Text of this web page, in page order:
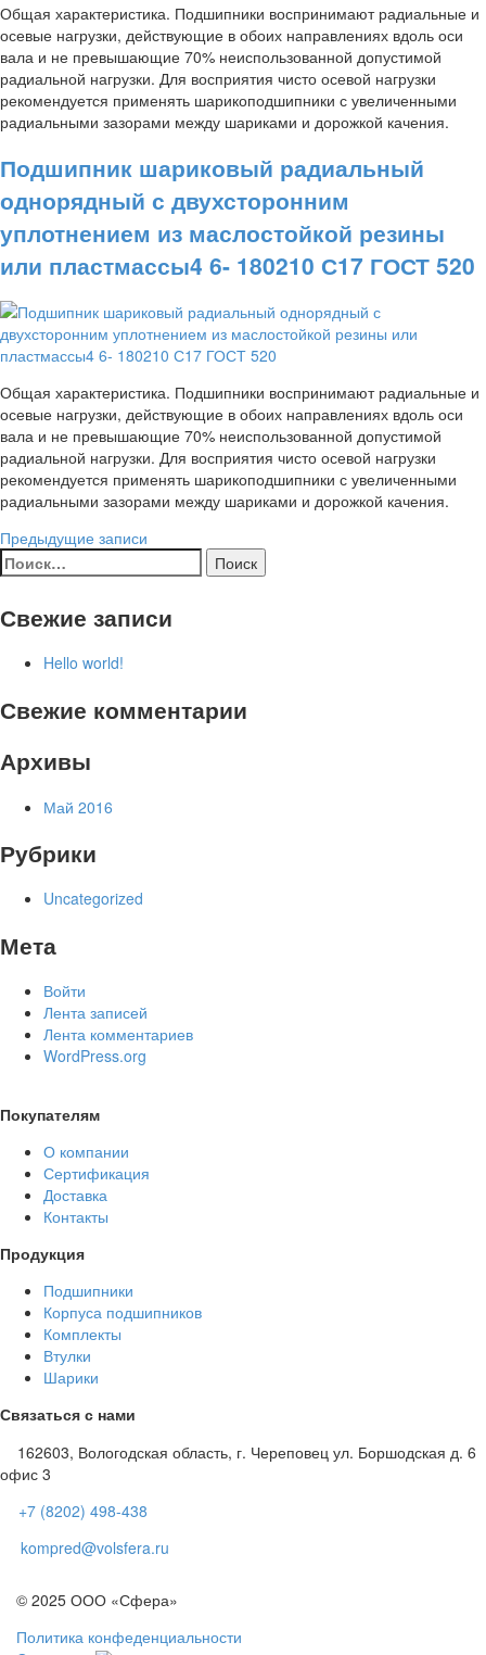
Общая характеристика. Подшипники воспринимают радиальные и
осевые нагрузки, действующие в обоих направлениях вдоль оси
вала и не превышающие 70% неиспользованной допустимой
радиальной нагрузки. Для восприятия чисто осевой нагрузки
рекомендуется применять шарикоподшипники с увеличенными
радиальными зазорами между шариками и дорожкой качения.
Подшипник шариковый радиальный
однорядный с двухсторонним
уплотнением из маслостойкой резины
или пластмассы4 6- 180210 С17 ГОСТ 520
Общая характеристика. Подшипники воспринимают радиальные и
осевые нагрузки, действующие в обоих направлениях вдоль оси
вала и не превышающие 70% неиспользованной допустимой
радиальной нагрузки. Для восприятия чисто осевой нагрузки
рекомендуется применять шарикоподшипники с увеличенными
радиальными зазорами между шариками и дорожкой качения.
Навигация
по
записям
Предыдущие записи
Найти:
Свежие записи
Hello world!
Свежие комментарии
Архивы
Май 2016
Рубрики
Uncategorized
Мета
Войти
Лента записей
Лента комментариев
WordPress.org
Покупателям
О компании
Сертификация
Доставка
Контакты
Продукция
Подшипники
Корпуса подшипников
Комплекты
Втулки
Шарики
Связаться с нами
162603, Вологодская область, г. Череповец ул. Боршодская д. 6
офис 3
+7 (8202) 498-438
kompred@volsfera.ru
© 2025 ООО «Сфера»
Политика конфеденциальности